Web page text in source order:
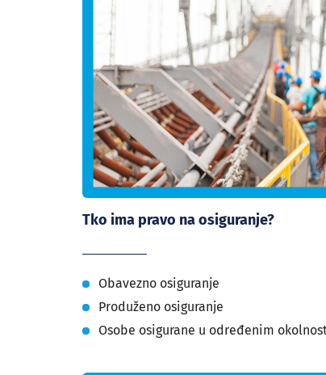
Tko ima pravo na osiguranje?
Obavezno osiguranje
Produženo osiguranje
Osobe osigurane u određenim